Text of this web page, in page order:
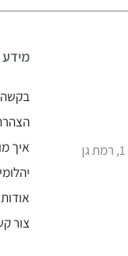
מידע
בקשה
איך
צור